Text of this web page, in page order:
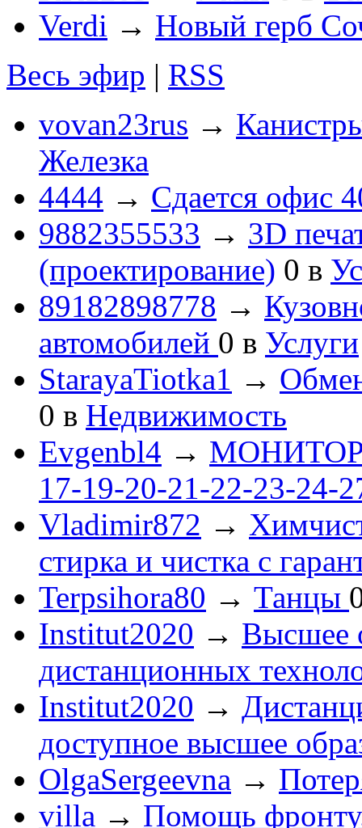
Verdi → Новый герб
Весь эфир | RSS
vovan23rus →
Железка
4444 → Сдается офис
9882355533 → 3D
(проектирование) 0 в
89182898778 →
автомобилей 0 в Услуги
StarayaTiotka1 →
0 в Недвижимость
Evgenbl4 → МОНИТОРЫ
17-19-20-21-22-23-24-
Vladimir872 →
стирка и чистка с
Terpsihora80 → Танцы
Institut2020 → Высшее
дистанционных
Institut2020 →
доступное высшее
OlgaSergeevna →
villa → Помощь